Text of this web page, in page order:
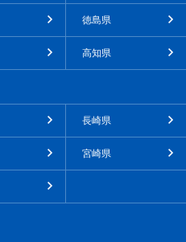
徳島県
高知県
長崎県
宮崎県